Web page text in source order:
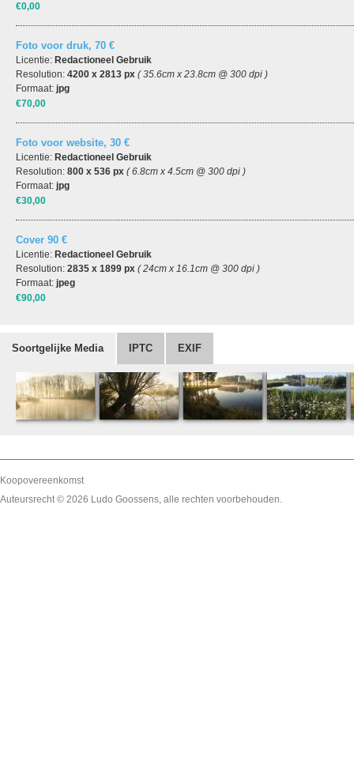
€0,00
Foto voor druk, 70 €
Licentie: Redactioneel Gebruik
Resolution: 4200 x 2813 px ( 35.6cm x 23.8cm @ 300 dpi )
Formaat: jpg
€70,00
Foto voor website, 30 €
Licentie: Redactioneel Gebruik
Resolution: 800 x 536 px ( 6.8cm x 4.5cm @ 300 dpi )
Formaat: jpg
€30,00
Cover 90 €
Licentie: Redactioneel Gebruik
Resolution: 2835 x 1899 px ( 24cm x 16.1cm @ 300 dpi )
Formaat: jpeg
€90,00
Soortgelijke Media IPTC EXIF
Koopovereenkomst
Auteursrecht © 2026 Ludo Goossens, alle rechten voorbehouden.